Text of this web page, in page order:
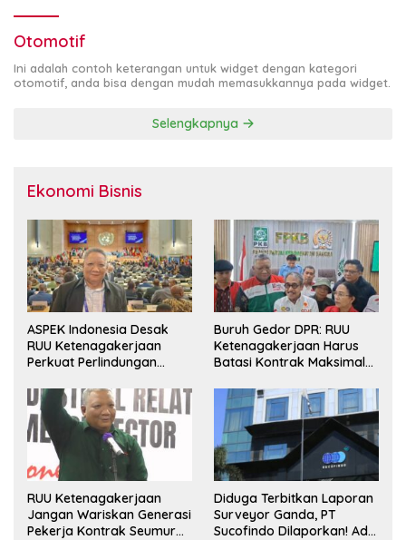
Otomotif
Ini adalah contoh keterangan untuk widget dengan kategori
otomotif, anda bisa dengan mudah memasukkannya pada widget.
Selengkapnya
Ekonomi Bisnis
ASPEK Indonesia Desak
RUU Ketenagakerjaan
Perkuat Perlindungan
Pesangon
Buruh Gedor DPR: RUU
Ketenagakerjaan Harus
Batasi Kontrak Maksimal
Berbasis KHL
RUU Ketenagakerjaan
Jangan Wariskan Generasi
Pekerja Kontrak Seumur
Diduga Terbitkan Laporan
Surveyor Ganda, PT
Sucofindo Dilaporkan! Ada